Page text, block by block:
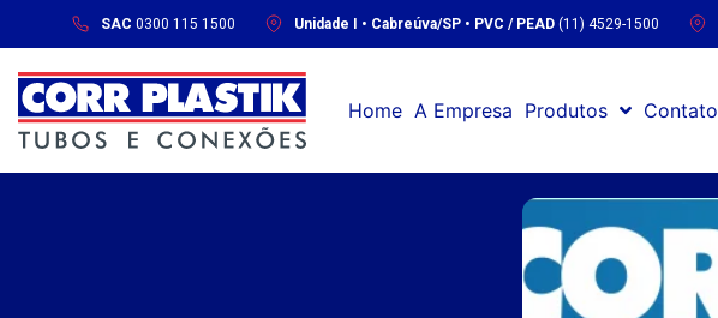
SAC 0300 115 1500 Unidade I • Cabreúva/SP • PVC / PEAD (11) 4529-1500
Home A Empresa Produtos Contato